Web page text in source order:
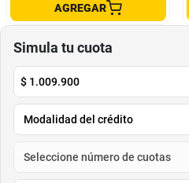
AGREGAR
Simula tu cuota
$ 1.009.900